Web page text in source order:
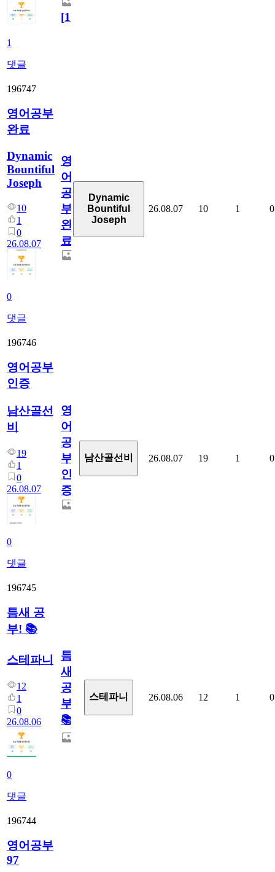
1
댓글
[1]
196747
영어공부
완료
Dynamic
Bountiful
Joseph
10
1
0
26.08.07
0
댓글
영
어
공
부
완
료
Dynamic
Bountiful
Joseph
26.08.07 10 1 0
196746
영어공부
인증
남산골선
비
19
1
0
26.08.07
0
댓글
영
어
공
부
인
증
남산골선비 26.08.07 19 1 0
196745
틈새 공
부! 📚
스테파니
12
1
0
26.08.06
0
댓글
틈
새
공
부!
📚
스테파니 26.08.06 12 1 0
196744
영어공부
97